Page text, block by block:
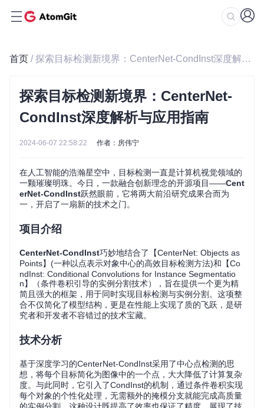
首页 / 探索目标检测新境界：CenterNet-CondInst深度解析与应用指南
探索目标检测新境界：CenterNet-
CondInst深度解析与应用指南
2024-06-07 22:58:22 作者：房伟宁
在人工智能的浩瀚星空中，目标检测一直是计算机视觉领域的
一颗璀璨明珠。今日，一款融合创新理念的开源项目——Cent
erNet-CondInst跃然眼前，它将两大前沿研究成果合而为
一，开启了一扇新的技术之门。
项目介绍
CenterNet-CondInst巧妙地结合了【CenterNet: Objects as
Points】(一种以点表示对象中心的高效目标检测方法)和【Co
ndInst: Conditional Convolutions for Instance Segmentatio
n】（条件卷积引导的实例分割技术），旨在提供一个更为精
简且强大的框架，用于同时实现目标检测与实例分割。这项整
合不仅简化了模型结构，更是在性能上实现了质的飞跃，是研
究者和开发者不容错过的技术宝藏。
技术分析
基于深度学习的CenterNet-CondInst采用了中心点检测的思
想，将每个目标简化为图像中的一个点，大大降低了计算复杂
度。与此同时，它引入了CondInst的机制，通过条件卷积实现
每个对象的个性化处理，无需额外的掩模分支就能完成高质量